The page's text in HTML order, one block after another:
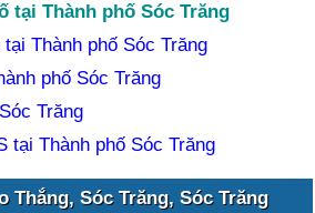
tại Thành phố Sóc Trăng
Thành phố Sóc Trăng
phố Sóc Trăng
Trăng
tại Thành phố Sóc Trăng
Thắng, Sóc Trăng, Sóc Trăng